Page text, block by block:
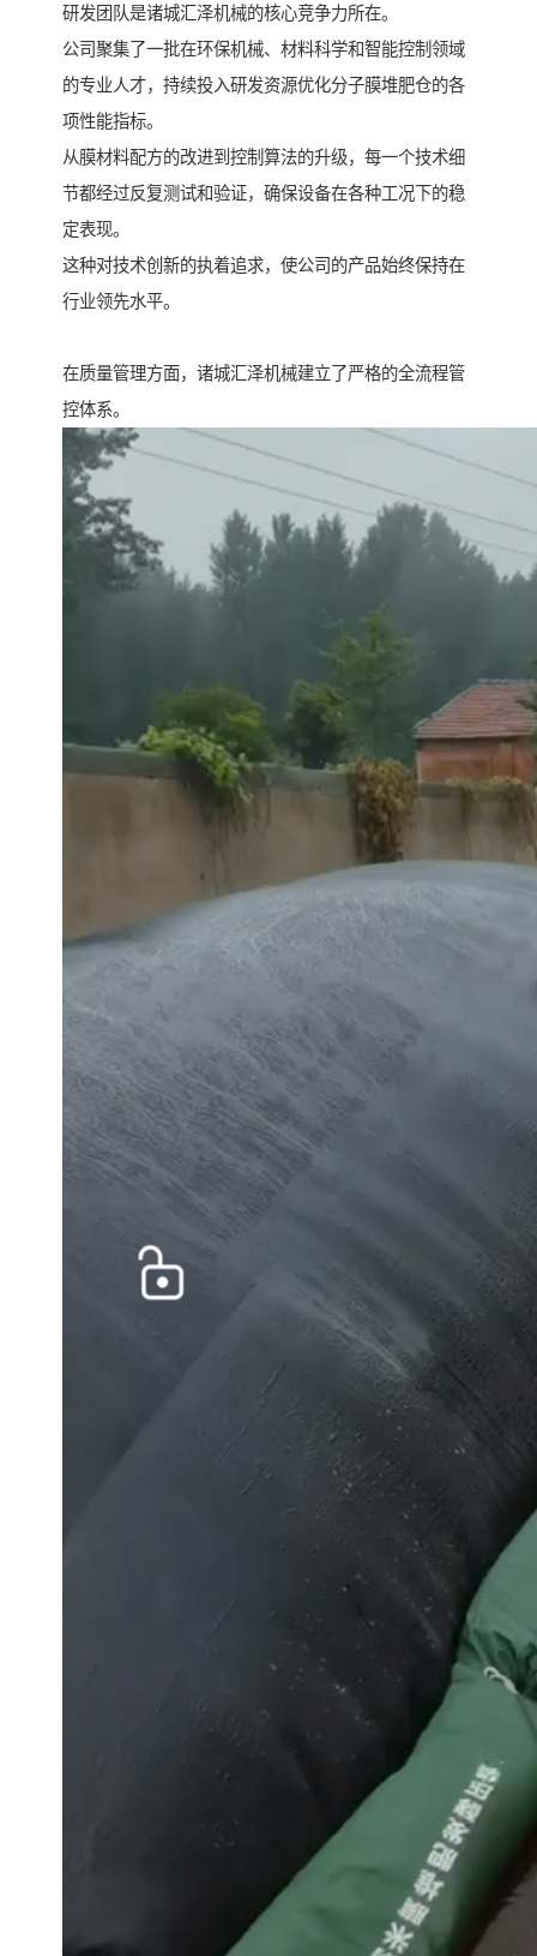
研发团队是诸城汇泽机械的核心竞争力所在。
公司聚集了一批在环保机械、材料科学和智能控制领域
的专业人才，持续投入研发资源优化分子膜堆肥仓的各
项性能指标。
从膜材料配方的改进到控制算法的升级，每一个技术细
节都经过反复测试和验证，确保设备在各种工况下的稳
定表现。
这种对技术创新的执着追求，使公司的产品始终保持在
行业领先水平。
在质量管理方面，诸城汇泽机械建立了严格的全流程管
控体系。